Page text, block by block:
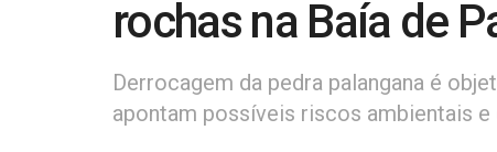
rochas na Baía de
Derrocagem da pedra palangana é
apontam possíveis riscos ambientais